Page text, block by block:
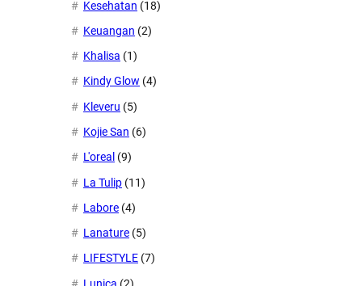
Kesehatan (18)
Keuangan (2)
Khalisa (1)
Kindy Glow (4)
Kleveru (5)
Kojie San (6)
L'oreal (9)
La Tulip (11)
Labore (4)
Lanature (5)
LIFESTYLE (7)
Lunica (2)